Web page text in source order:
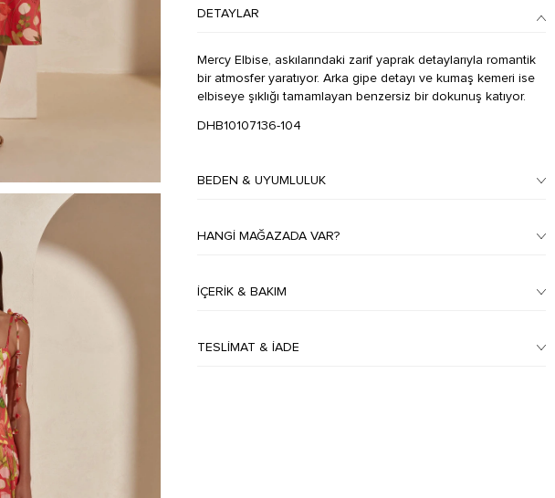
DETAYLAR
Mercy Elbise, askılarındaki zarif yaprak detaylarıyla romantik
bir atmosfer yaratıyor. Arka gipe detayı ve kumaş kemeri ise
elbiseye şıklığı tamamlayan benzersiz bir dokunuş katıyor.
DHB10107136-104
BEDEN & UYUMLULUK
HANGI MAĞAZADA VAR?
İÇERIK & BAKIM
TESLIMAT & İADE